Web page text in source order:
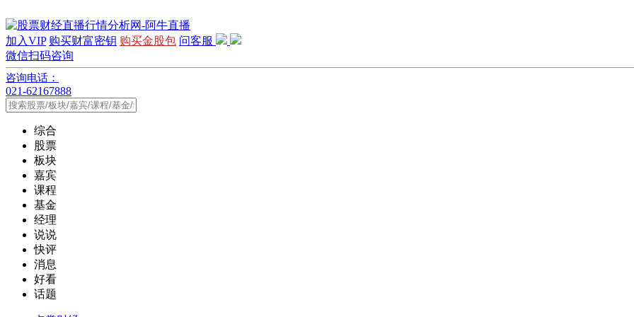
加入VIP 购买财富密钥 购买金股包 问客服
微信扫码咨询
咨询电话：
021-62167888
综合
股票
板块
嘉宾
课程
基金
经理
说说
快评
消息
好看
话题